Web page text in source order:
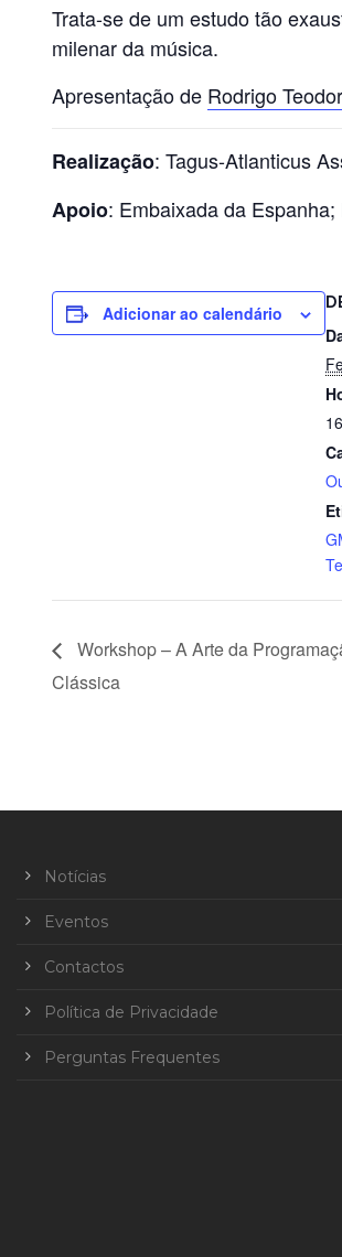
Trata-se de um estudo tão
milenar da música.
Apresentação de Rodrigo
Realização: Tagus-Atlanticus
Apoio: Embaixada da
Adicionar ao calendário
Workshop – A Arte da
Clássica
Notícias
Eventos
Contactos
Política de Privacidade
Perguntas Frequentes